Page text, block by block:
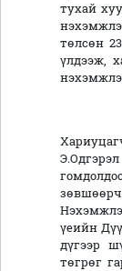
тухай
төлсөн
үлдээж,
үеийн
дүгээр
төгрөг